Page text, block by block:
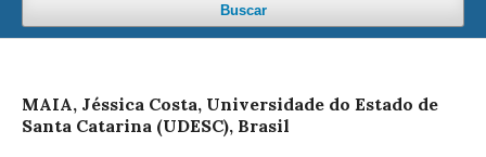
Buscar
MAIA, Jéssica Costa, Universidade do Estado de
Santa Catarina (UDESC), Brasil